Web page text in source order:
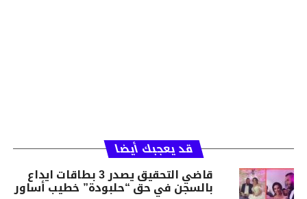
قد يعجبك أيضا
قاضي التحقيق يصدر 3 بطاقات ايداع
بالسجن في حق “حلبودة” خطيب أساور